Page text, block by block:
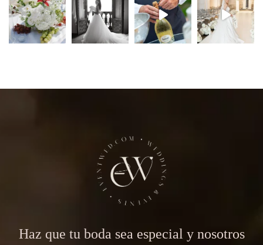
Haz que tu boda sea especial y nosotros